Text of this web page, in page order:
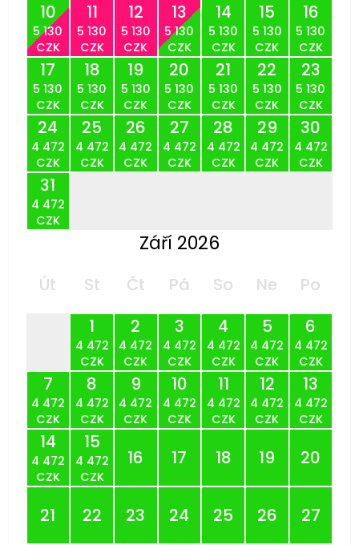
10
5 130
CZK
11
5 130
CZK
12
5 130
CZK
13
5 130
CZK
14
5 130
CZK
15
5 130
CZK
16
5 130
CZK
17
5 130
CZK
18
5 130
CZK
19
5 130
CZK
20
5 130
CZK
21
5 130
CZK
22
5 130
CZK
23
5 130
CZK
24
4 472
CZK
25
4 472
CZK
26
4 472
CZK
27
4 472
CZK
28
4 472
CZK
29
4 472
CZK
30
4 472
CZK
31
4 472
CZK
Září 2026
Út St Čt Pá So Ne
Po
1
4 472
CZK
2
4 472
CZK
3
4 472
CZK
4
4 472
CZK
5
4 472
CZK
6
4 472
CZK
7
4 472
CZK
8
4 472
CZK
9
4 472
CZK
10
4 472
CZK
11
4 472
CZK
12
4 472
CZK
13
4 472
CZK
14
4 472
CZK
15
4 472
CZK
16 17 18 19 20
21 22 23 24 25 26 27